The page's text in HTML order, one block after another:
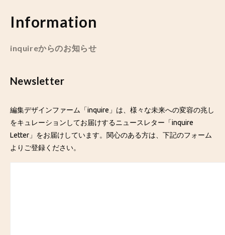
Information
inquireからのお知らせ
Newsletter
編集デザインファーム「inquire」は、様々な未来への変容の兆し
をキュレーションしてお届けするニュースレター「inquire
Letter」をお届けしています。関心のある方は、下記のフォーム
よりご登録ください。